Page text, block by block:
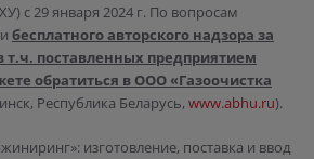
с 29 января 2024 г. По вопросам
бесплатного авторского надзора за
т.ч. поставленных предприятием
обратиться в ООО «Газоочистка
Республика Беларусь, www.abhu.ru).
изготовление, поставка и ввод